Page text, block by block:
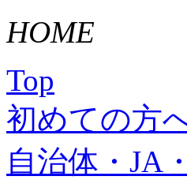
HOME
Top
初めての方
自治体・JA